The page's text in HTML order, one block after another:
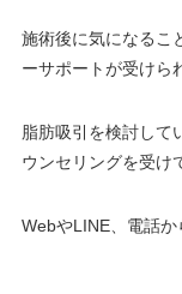
施術後に気になるこ
ーサポートが受けら
脂肪吸引を検討して
ウンセリングを受け
WebやLINE、電話